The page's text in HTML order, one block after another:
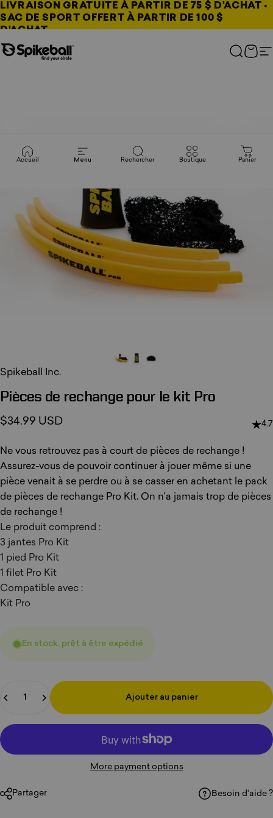
Aller au contenu
LIVRAISON GRATUITE À PARTIR DE 75 $ D'ACHAT •
SAC DE SPORT OFFERT À PARTIR DE 100 $
D'ACHAT
Boutique Spikeball
Accueil Menu Rechercher Boutique Panier
Spikeball Inc.
Pièces de rechange pour le kit Pro
$34.99 USD 4.7
Ne vous retrouvez pas à court de pièces de rechange !
Assurez-vous de pouvoir continuer à jouer même si une
pièce venait à se perdre ou à se casser en achetant le pack
de pièces de rechange Pro Kit. On n'a jamais trop de pièces
de rechange !
Le produit comprend :
3 jantes Pro Kit
1 pied Pro Kit
1 filet Pro Kit
Compatible avec :
Kit Pro
En stock, prêt à être expédié
Ajouter au panier
More payment options
Partager Besoin d'aide ?